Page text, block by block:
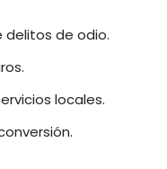
delitos de odio.
locales.